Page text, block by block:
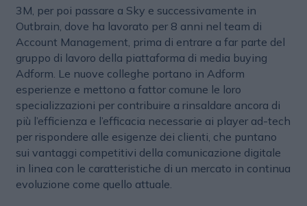
3M, per poi passare a Sky e successivamente in
Outbrain, dove ha lavorato per 8 anni nel team di
Account Management, prima di entrare a far parte del
gruppo di lavoro della piattaforma di media buying
Adform. Le nuove colleghe portano in Adform
esperienze e mettono a fattor comune le loro
specializzazioni per contribuire a rinsaldare ancora di
più l’efficienza e l’efficacia necessarie ai player ad-tech
per rispondere alle esigenze dei clienti, che puntano
sui vantaggi competitivi della comunicazione digitale
in linea con le caratteristiche di un mercato in continua
evoluzione come quello attuale.